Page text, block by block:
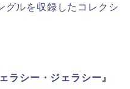
グルを収録したコレクシ
ラシー・ジェラシー』